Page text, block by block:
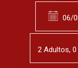
2 Adultos, 0